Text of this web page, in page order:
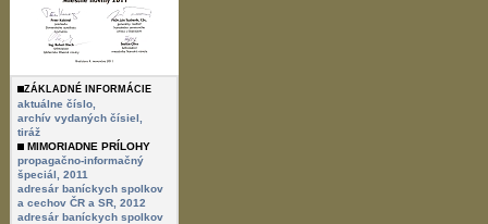
ZÁKLADNÉ INFORMÁCIE
aktuálne číslo,
archív vydaných čísiel,
tiráž
MIMORIADNE PRÍLOHY
propagačno-informačný
špeciál, 2011
adresár baníckych spolkov
a cechov ČR a SR, 2012
adresár baníckych spolkov